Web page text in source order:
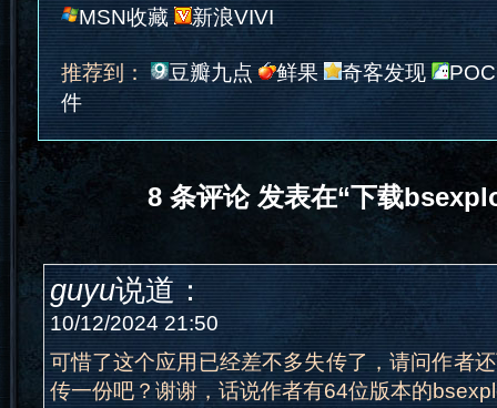
MSN收藏
新浪VIVI
推荐到： 豆瓣九点 鲜果 奇客发现
件
8 条评论 发表在“下载
guyu说道：
10/12/2024 21:50
可惜了这个应用已经差不多失传了，请问作者
传一份吧？谢谢，话说作者有64位版本的